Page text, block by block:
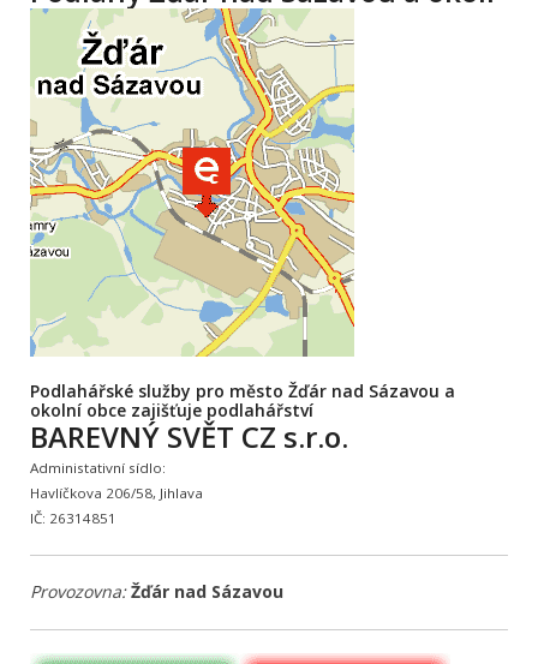
Podlahářské služby pro město Žďár nad Sázavou a
okolní obce zajišťuje podlahářství
BAREVNÝ SVĚT CZ s.r.o.
Administativní sídlo:
Havlíčkova 206/58, Jihlava
IČ: 26314851
Provozovna: Žďár nad Sázavou